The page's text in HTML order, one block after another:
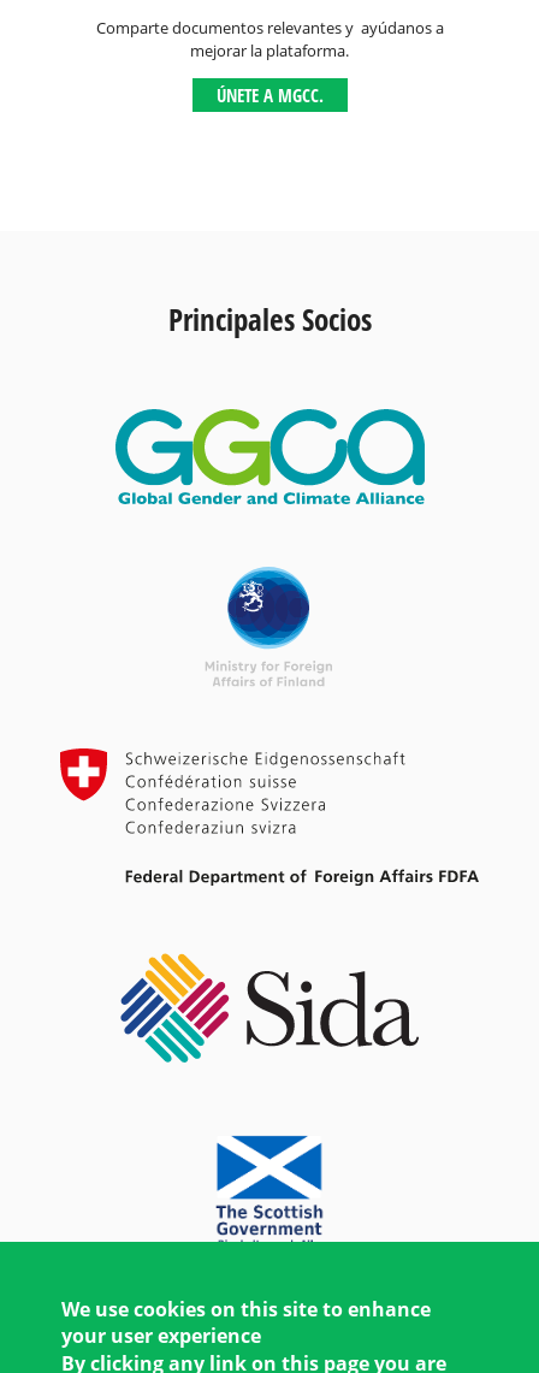
Comparte documentos relevantes y ayúdanos a
mejorar la plataforma.
ÚNETE A MGCC.
Principales Socios
We use cookies on this site to enhance
your user experience
By clicking any link on this page you are